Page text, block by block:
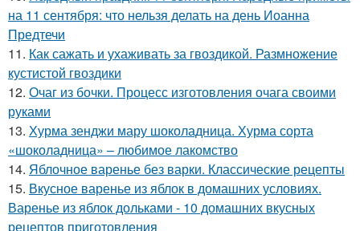
на 11 сентября: что нельзя делать на день Иоанна
Предтечи
11. Как сажать и ухаживать за гвоздикой. Размножение
кустистой гвоздики
12. Очаг из бочки. Процесс изготовления очага своими
руками
13. Хурма зенджи мару шоколадница. Хурма сорта
«шоколадница» – любимое лакомство
14. Яблочное варенье без варки. Классические рецепты
15. Вкусное варенье из яблок в домашних условиях.
Варенье из яблок дольками - 10 домашних вкусных
рецептов приготовления